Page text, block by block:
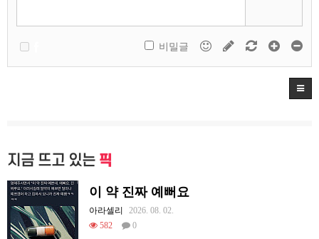
비밀글
지금 뜨고 있는 픽
이 약 진짜 예뻐요
아라셀리
2026. 08. 02.
582
0